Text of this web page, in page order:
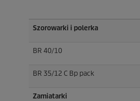
Szorowarki i polerka
BR 40/10
BR 35/12 C Bp pack
Zamiatarki